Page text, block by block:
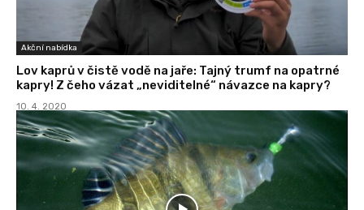
Akční nabídka
Lov kaprů v čistě vodě na jaře: Tajný trumf na opatrné
kapry! Z čeho vázat „neviditelné“ návazce na kapry?
10. 4. 2020